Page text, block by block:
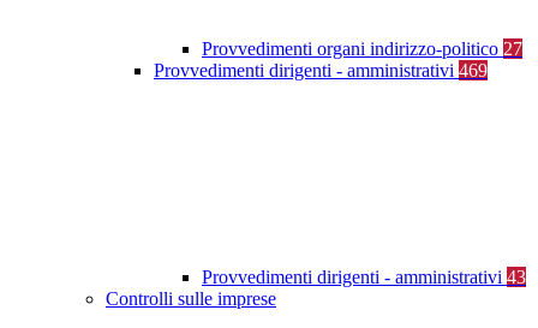
Provvedimenti organi indirizzo-politico 27
Provvedimenti dirigenti - amministrativi 469
Provvedimenti dirigenti - amministrativi 43
Controlli sulle imprese